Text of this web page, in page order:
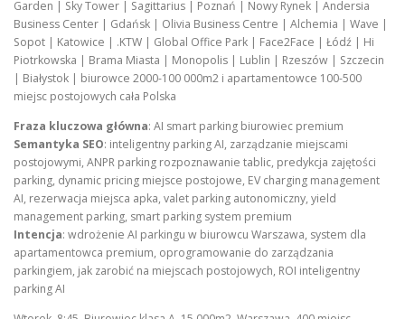
Garden | Sky Tower | Sagittarius | Poznań | Nowy Rynek | Andersia
Business Center | Gdańsk | Olivia Business Centre | Alchemia | Wave |
Sopot | Katowice | .KTW | Global Office Park | Face2Face | Łódź | Hi
Piotrkowska | Brama Miasta | Monopolis | Lublin | Rzeszów | Szczecin
| Białystok | biurowce 2000-100 000m2 i apartamentowce 100-500
miejsc postojowych cała Polska
Fraza kluczowa główna: AI smart parking biurowiec premium
Semantyka SEO: inteligentny parking AI, zarządzanie miejscami
postojowymi, ANPR parking rozpoznawanie tablic, predykcja zajętości
parking, dynamic pricing miejsce postojowe, EV charging management
AI, rezerwacja miejsca apka, valet parking autonomiczny, yield
management parking, smart parking system premium
Intencja: wdrożenie AI parkingu w biurowcu Warszawa, system dla
apartamentowca premium, oprogramowanie do zarządzania
parkingiem, jak zarobić na miejscach postojowych, ROI inteligentny
parking AI